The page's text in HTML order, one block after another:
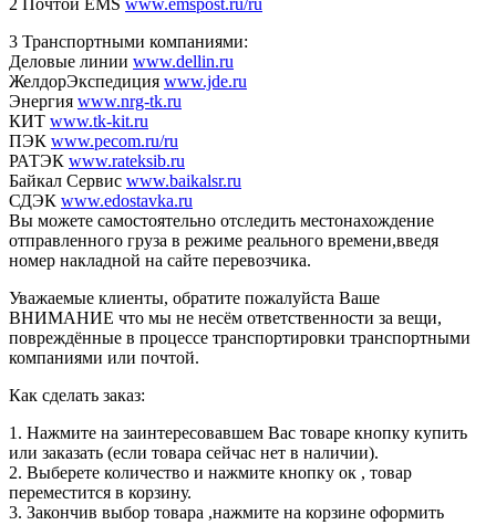
2 Почтой EMS www.emspost.ru/ru
3 Транспортными компаниями:
Деловые линии www.dellin.ru
ЖелдорЭкспедиция www.jde.ru
Энергия www.nrg-tk.ru
КИТ www.tk-kit.ru
ПЭК www.pecom.ru/ru
РАТЭК www.rateksib.ru
Байкал Сервис www.baikalsr.ru
СДЭК www.edostavka.ru
Вы можете самостоятельно отследить местонахождение
отправленного груза в режиме реального времени,введя
номер накладной на сайте перевозчика.
Уважаемые клиенты, обратите пожалуйста Ваше
ВНИМАНИЕ что мы не несём ответственности за вещи,
повреждённые в процессе транспортировки транспортными
компаниями или почтой.
Как сделать заказ:
1. Нажмите на заинтересовавшем Вас товаре кнопку купить
или заказать (если товара сейчас нет в наличии).
2. Выберете количество и нажмите кнопку ок , товар
переместится в корзину.
3. Закончив выбор товара ,нажмите на корзине оформить